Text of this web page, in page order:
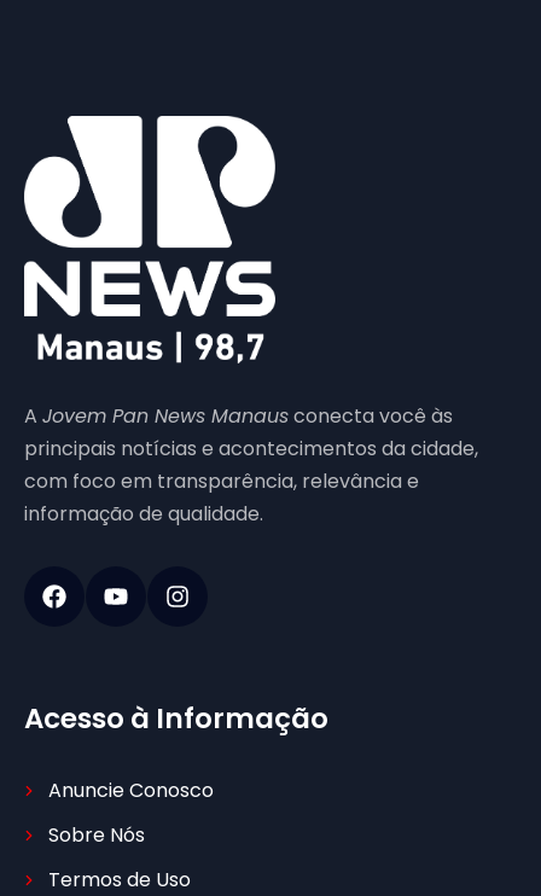
A Jovem Pan News Manausconecta você às
principais notícias e acontecimentos da cidade,
com foco em transparência, relevância e
informação de qualidade.
Acesso à Informação
Anuncie Conosco
Sobre Nós
Termos de Uso